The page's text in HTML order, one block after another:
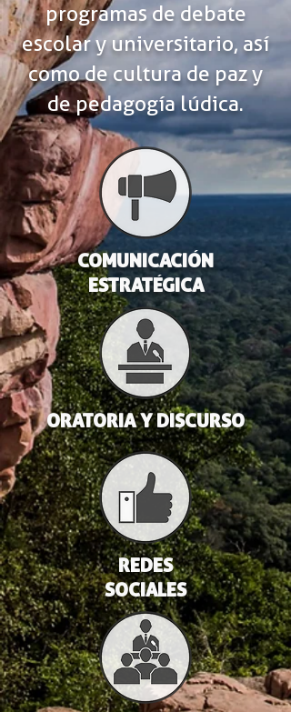
programas de debate
escolar y universitario, así
como de cultura de paz y
de pedagogía lúdica.
COMUNICACIÓN
ESTRATÉGICA
ORATORIA Y DISCURSO
REDES
SOCIALES